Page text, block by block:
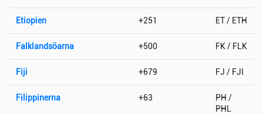
Etiopien +251 ET / ETH
Falklandsöarna +500 FK / FLK
Fiji +679 FJ / FJI
Filippinerna +63
PH /
PHL